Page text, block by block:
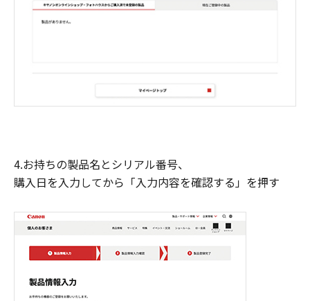
4.お持ちの製品名とシリアル番号、
購入日を入力してから「入力内容を確認する」を押す